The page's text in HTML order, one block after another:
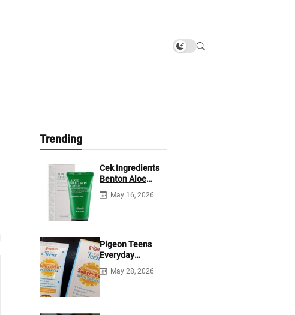
Trending
Cek Ingredients
Benton Aloe
Hyaluron Cream
May 16, 2026
Pigeon Teens
Everyday
Sunscreen SPF
35 PA+++
May 28, 2026